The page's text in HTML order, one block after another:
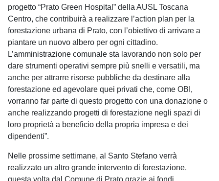
progetto “Prato Green Hospital” della AUSL Toscana
Centro, che contribuirà a realizzare l’action plan per la
forestazione urbana di Prato, con l’obiettivo di arrivare a
piantare un nuovo albero per ogni cittadino.
L’amministrazione comunale sta lavorando non solo per
dare strumenti operativi sempre più snelli e versatili, ma
anche per attrarre risorse pubbliche da destinare alla
forestazione ed agevolare quei privati che, come OBI,
vorranno far parte di questo progetto con una donazione o
anche realizzando progetti di forestazione negli spazi di
loro proprietà a beneficio della propria impresa e dei
dipendenti”.
Nelle prossime settimane, al Santo Stefano verrà
realizzato un altro grande intervento di forestazione,
questa volta dal Comune di Prato grazie ai fondi